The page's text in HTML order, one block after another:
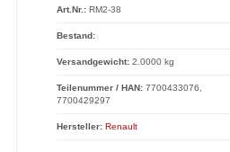
Art.Nr.: RM2-38
Bestand:
Versandgewicht:2.0000 kg
Teilenummer / HAN:7700433076,
7700429297
Hersteller: Renault